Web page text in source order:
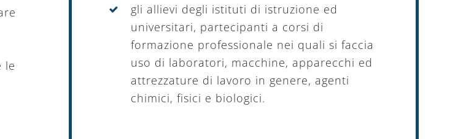
le
gli allievi degli istituti di istruzione ed
universitari, partecipanti a corsi di
formazione professionale nei quali si faccia
uso di laboratori, macchine, apparecchi ed
attrezzature di lavoro in genere, agenti
chimici, fisici e biologici.